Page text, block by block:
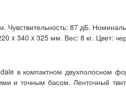
Чувствительность: 87 дБ.
x 340 x 325 мм. Вес: 8 кг. Цвет:
в компактном двухполосном
и точным басом. Ленточный